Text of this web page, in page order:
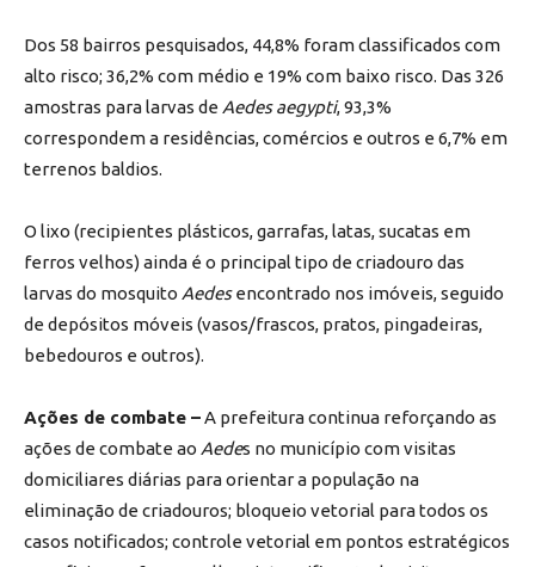
Dos 58 bairros pesquisados, 44,8% foram classificados com
alto risco; 36,2% com médio e 19% com baixo risco. Das 326
amostras para larvas de Aedes aegypti, 93,3%
correspondem a residências, comércios e outros e 6,7% em
terrenos baldios.
O lixo (recipientes plásticos, garrafas, latas, sucatas em
ferros velhos) ainda é o principal tipo de criadouro das
larvas do mosquito Aedesencontrado nos imóveis, seguido
de depósitos móveis (vasos/frascos, pratos, pingadeiras,
bebedouros e outros).
Ações de combate –A prefeitura continua reforçando as
ações de combate ao Aedes no município com visitas
domiciliares diárias para orientar a população na
eliminação de criadouros; bloqueio vetorial para todos os
casos notificados; controle vetorial em pontos estratégicos